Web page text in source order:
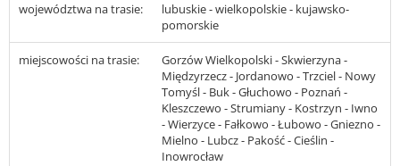
województwa na trasie:
lubuskie - wielkopolskie - kujawsko-
pomorskie
miejscowości na trasie:
Gorzów Wielkopolski - Skwierzyna -
Międzyrzecz - Jordanowo - Trzciel - Nowy
Tomyśl - Buk - Głuchowo - Poznań -
Kleszczewo - Strumiany - Kostrzyn - Iwno
- Wierzyce - Fałkowo - Łubowo - Gniezno -
Mielno - Lubcz - Pakość - Cieślin -
Inowrocław